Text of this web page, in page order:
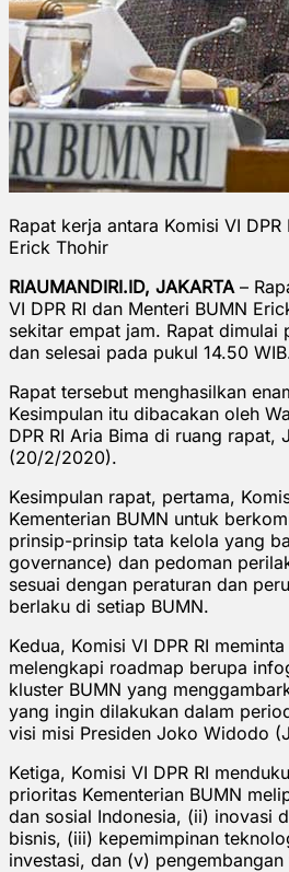
Rapat kerja antara Komisi VI
Erick Thohir
RIAUMANDIRI.ID, JAKARTA –
VI DPR RI dan Menteri BUMN
sekitar empat jam. Rapat dimulai
dan selesai pada pukul 14.50
Rapat tersebut menghasilkan
Kesimpulan itu dibacakan oleh
DPR RI Aria Bima di ruang rapat,
(20/2/2020).
Kesimpulan rapat, pertama,
Kementerian BUMN untuk
prinsip-prinsip tata kelola yang
governance) dan pedoman
sesuai dengan peraturan dan
berlaku di setiap BUMN.
Kedua, Komisi VI DPR RI
melengkapi roadmap berupa
kluster BUMN yang
yang ingin dilakukan dalam
visi misi Presiden Joko Widodo
Ketiga, Komisi VI DPR RI
prioritas Kementerian BUMN
dan sosial Indonesia, (ii) inovasi
bisnis, (iii) kepemimpinan
investasi, dan (v) pengembangan